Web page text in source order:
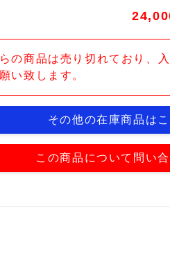
の商品は売り切れており、
い致します。
その他の在庫商品はこ
この商品について問い